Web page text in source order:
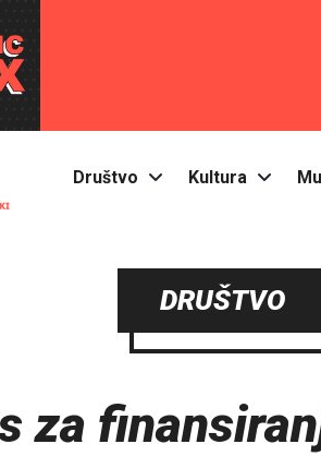
Društvo Kultura
DRUŠTVO
za